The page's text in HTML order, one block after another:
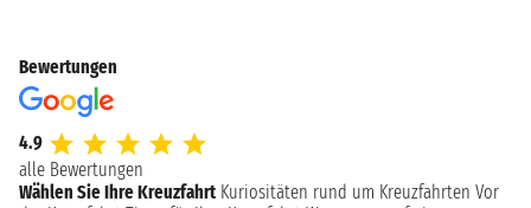
Bewertungen
4.9
alle Bewertungen
Wählen Sie Ihre Kreuzfahrt Kuriositäten rund um Kreuzfahrten Vor